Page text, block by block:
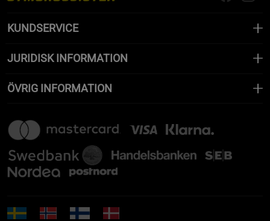
KUNDSERVICE
JURIDISK INFORMATION
ÖVRIG INFORMATION